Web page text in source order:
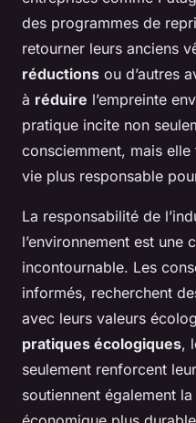
des programmes de
retourner leurs anciens
réductions ou d’autres
à réduire l’empreinte
pratique incite non
consciemment, mais
vie plus responsable
La responsabilité de
l’environnement est une
incontournable. Les
informés, recherchent
avec leurs valeurs
pratiques écologiques,
seulement renforcent
soutiennent également